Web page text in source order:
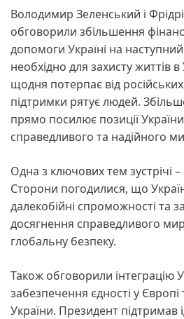
Володимир Зеленський і
обговорили збільшення
допомоги Україні на
необхідно для захисту життів в
щодня потерпає від
підтримки рятує людей.
прямо посилює позиції
справедливого та надійного
Одна з ключових тем зустрічі
Сторони погодилися, що
далекобійні спроможності та
досягнення справедливого
глобальну безпеку.
Також обговорили інтеграцію
забезпечення єдності у Європі
України. Президент підтримав